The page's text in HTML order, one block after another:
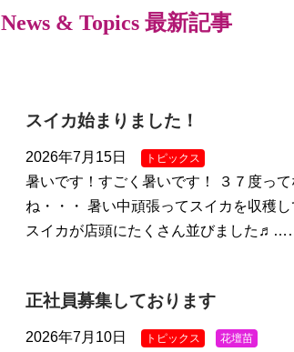
News & Topics 最新記事
スイカ始まりました！
2026年7月15日 トピックス
暑いです！すごく暑いです！ ３７度って
ね・・・ 暑い中頑張ってスイカを収穫
スイカが店頭にたくさん並びました
正社員募集しております
2026年7月10日 トピックス 花壇苗